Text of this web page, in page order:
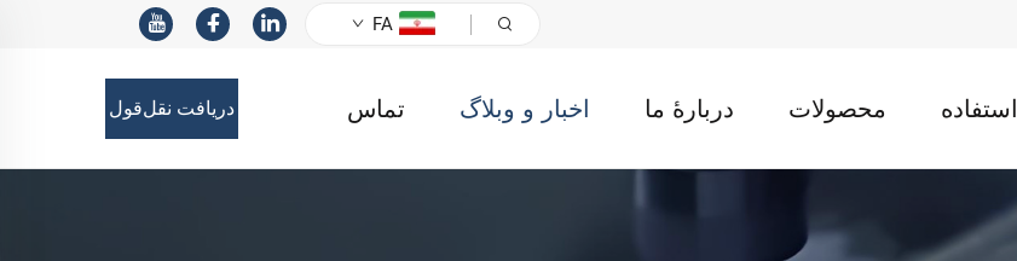
FA
استفاده محصولات دربارهٔ ما اخبار و وبلاگ تماس دریافت نقل‌قول